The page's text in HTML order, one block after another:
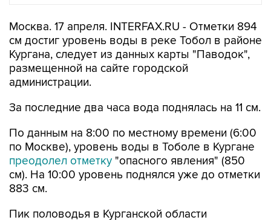
Москва. 17 апреля. INTERFAX.RU - Отметки 894
см достиг уровень воды в реке Тобол в районе
Кургана, следует из данных карты "Паводок",
размещенной на сайте городской
администрации.
За последние два часа вода поднялась на 11 см.
По данным на 8:00 по местному времени (6:00
по Москве), уровень воды в Тоболе в Кургане
преодолел отметку "опасного явления" (850
см). На 10:00 уровень поднялся уже до отметки
883 см.
Пик половодья в Курганской области